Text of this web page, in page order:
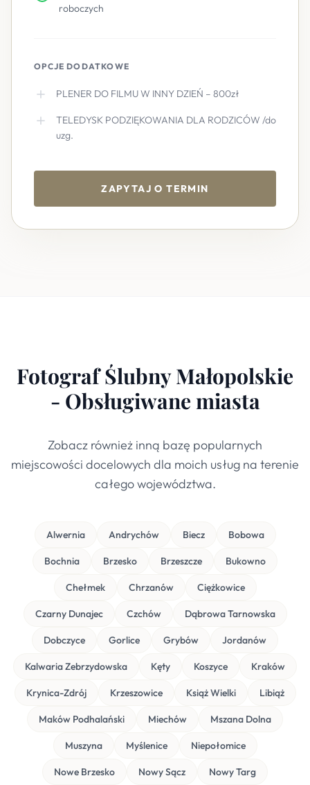
roboczych
OPCJE DODATKOWE
PLENER DO FILMU W INNY DZIEŃ – 800zł
TELEDYSK PODZIĘKOWANIA DLA RODZICÓW /do
uzg.
ZAPYTAJ O TERMIN
Fotograf Ślubny Małopolskie
- Obsługiwane miasta
Zobacz również inną bazę popularnych
miejscowości docelowych dla moich usług na terenie
całego województwa.
Alwernia Andrychów Biecz Bobowa
Bochnia Brzesko Brzeszcze Bukowno
Chełmek Chrzanów Ciężkowice
Czarny Dunajec Czchów Dąbrowa Tarnowska
Dobczyce Gorlice Grybów Jordanów
Kalwaria Zebrzydowska Kęty Koszyce Kraków
Krynica-Zdrój Krzeszowice Książ Wielki Libiąż
Maków Podhalański Miechów Mszana Dolna
Muszyna Myślenice Niepołomice
Nowe Brzesko Nowy Sącz Nowy Targ